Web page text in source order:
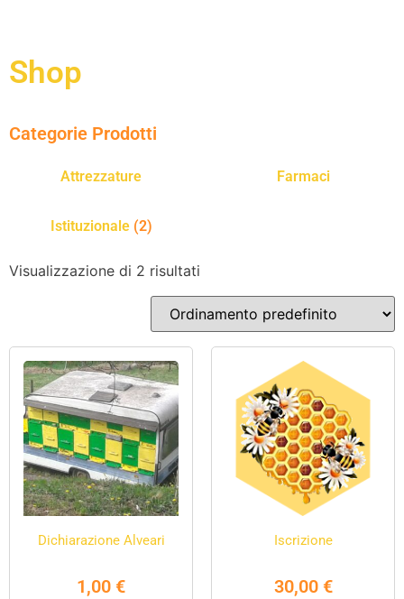
Shop
Categorie Prodotti
Attrezzature Farmaci
Istituzionale (2)
Visualizzazione di 2 risultati
Dichiarazione Alveari
1,00 €
Iscrizione
30,00 €